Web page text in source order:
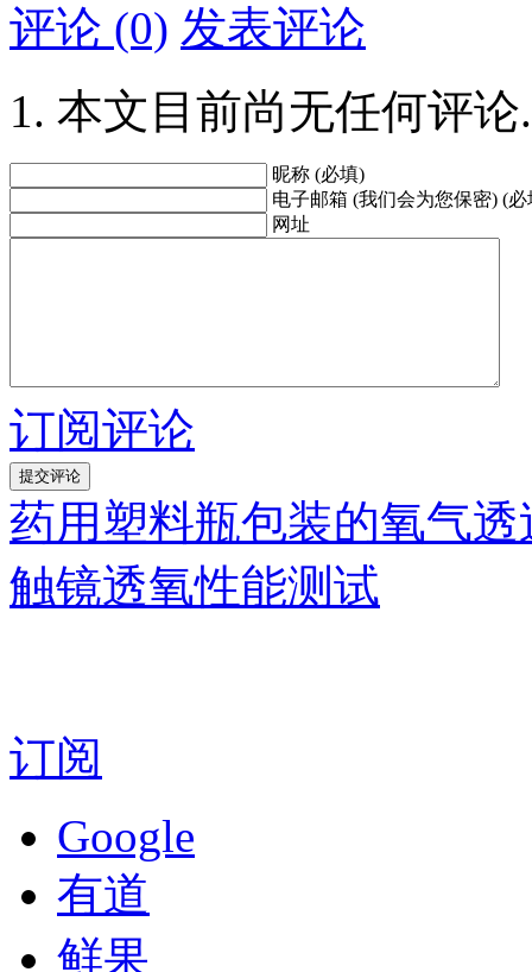
评论 (0) 发表评论
本文目前尚无任何评论.
昵称 (必填)
电子邮箱 (我们会为您保密) (必
网址
订阅评论
药用塑料瓶包装的氧气
触镜透氧性能测试
订阅
Google
有道
鲜果